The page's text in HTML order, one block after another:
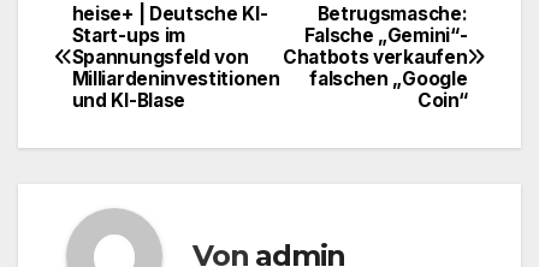
Beitragsnavigation
Betrugsmasche:
Falsche „Gemini“-
Chatbots verkaufen
falschen „Google
Coin“
heise+ | Deutsche KI-
Start-ups im
Spannungsfeld von
Milliardeninvestitionen
und KI-Blase
Von admin